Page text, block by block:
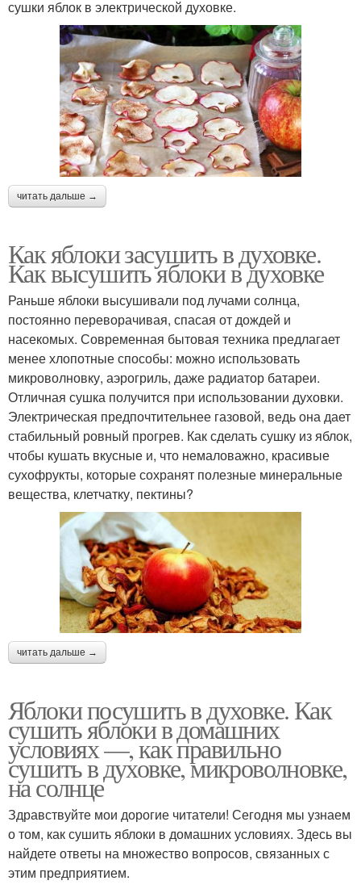
сушки яблок в электрической духовке.
читать дальше →
Как яблоки засушить в духовке.
Как высушить яблоки в духовке
Раньше яблоки высушивали под лучами солнца,
постоянно переворачивая, спасая от дождей и
насекомых. Современная бытовая техника предлагает
менее хлопотные способы: можно использовать
микроволновку, аэрогриль, даже радиатор батареи.
Отличная сушка получится при использовании духовки.
Электрическая предпочтительнее газовой, ведь она дает
стабильный ровный прогрев. Как сделать сушку из яблок,
чтобы кушать вкусные и, что немаловажно, красивые
сухофрукты, которые сохранят полезные минеральные
вещества, клетчатку, пектины?
читать дальше →
Яблоки посушить в духовке. Как
сушить яблоки в домашних
условиях —, как правильно
сушить в духовке, микроволновке,
на солнце
Здравствуйте мои дорогие читатели! Сегодня мы узнаем
о том, как сушить яблоки в домашних условиях. Здесь вы
найдете ответы на множество вопросов, связанных с
этим предприятием.